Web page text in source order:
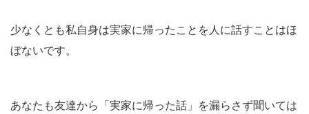
少なくとも私自身は実家に帰ったことを人に話すことはほ
ぼないです。
あなたも友達から「実家に帰った話」を漏らさず聞いては